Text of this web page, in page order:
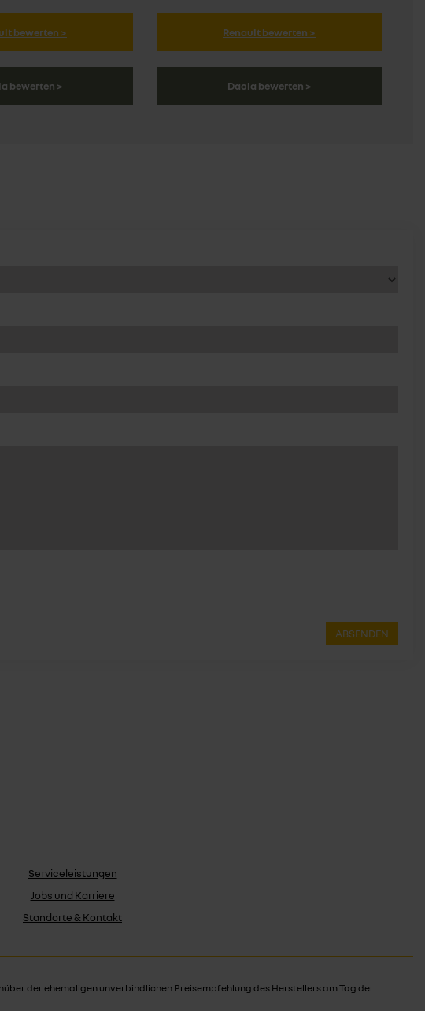
bewerten >
bewerten >
Renault bewerten >
Dacia bewerten >
ABSENDEN
Serviceleistungen
Jobs und Karriere
Standorte & Kontakt
der ehemaligen unverbindlichen Preisempfehlung des Herstellers am Tag der